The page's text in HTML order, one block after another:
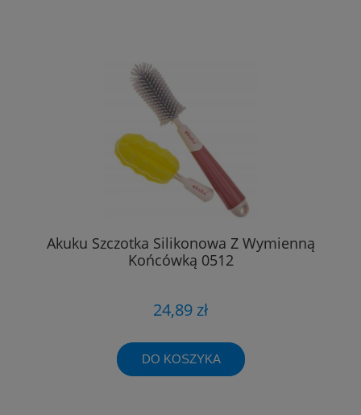
Akuku Szczotka Silikonowa Z Wymienną
Końcówką 0512
24,89 zł
DO KOSZYKA